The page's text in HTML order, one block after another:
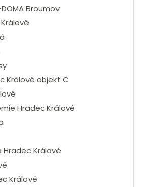
Broumov
Králové objekt C
Hradec Králové
Králové
Králové